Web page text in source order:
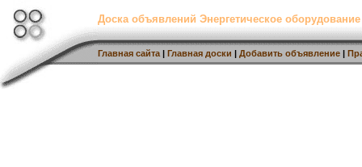
Доска объявлений Энергетическое
Главная сайта | Главная доски | Добавить объявление |